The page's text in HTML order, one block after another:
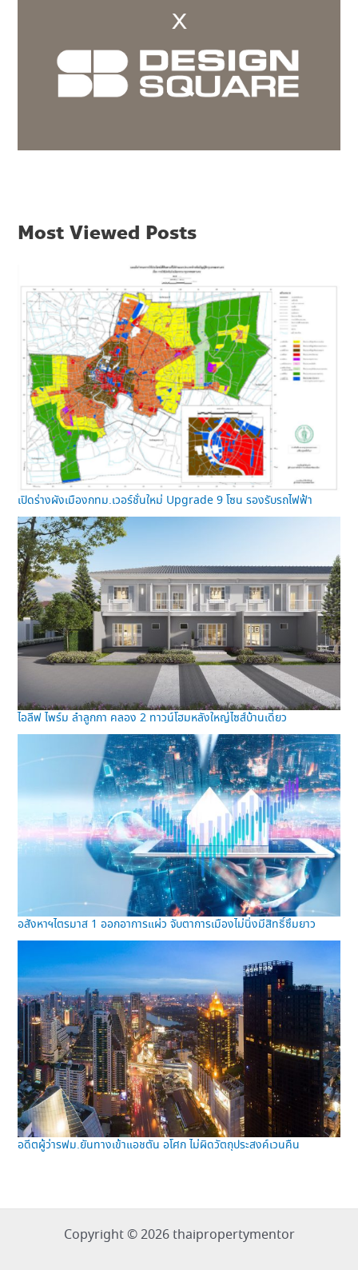
Most Viewed Posts
เปิดร่างผังเมืองกทม.เวอร์ชั่นใหม่ Upgrade 9 โซน รองรับรถไฟฟ้า
ไอลีฟ ไพร์ม ลำลูกกา คลอง 2 ทาวน์โฮมหลังใหญ่ไซส์บ้านเดี่ยว
อสังหาฯไตรมาส 1 ออกอาการแผ่ว จับตาการเมืองไม่นิ่งมีสิทธิ์ซึมยาว
อดีตผู้ว่ารฟม.ยันทางเข้าแอชตัน อโศก ไม่ผิดวัตถุประสงค์เวนคืน
Copyright © 2026 thaipropertymentor